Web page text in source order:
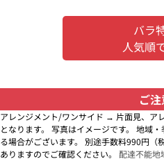
バラ
人気順
ご
アレンジメント/ワンサイド → 片面見、ア
となります。 写真はイメージです。 地域
る場合がございます。 別途手数料990円（
ありますのでご確認ください。 配達不能地